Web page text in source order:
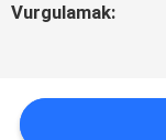
ISTEĞI
SITE
Vurgulamak: